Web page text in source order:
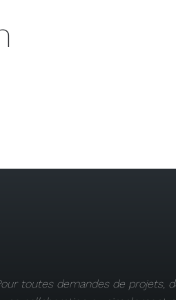
toutes demandes de projets,